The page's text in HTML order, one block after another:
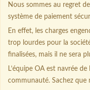
Nous sommes au regret
système de paiement
En effet, les charges
trop lourdes pour la
finalisées, mais il ne sera
L’équipe OA est navrée
communauté. Sachez que